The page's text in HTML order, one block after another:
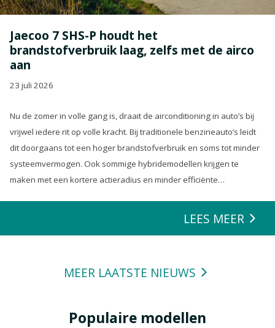
Jaecoo 7 SHS-P houdt het
brandstofverbruik laag, zelfs met de airco
aan
23 juli 2026
Nu de zomer in volle gang is, draait de airconditioning in auto’s bij
vrijwel iedere rit op volle kracht. Bij traditionele benzineauto’s leidt
dit doorgaans tot een hoger brandstofverbruik en soms tot minder
systeemvermogen. Ook sommige hybridemodellen krijgen te
maken met een kortere actieradius en minder efficiënte
LEES MEER
MEER LAATSTE NIEUWS
Populaire modellen